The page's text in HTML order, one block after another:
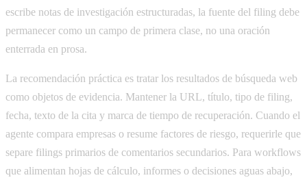
escribe notas de investigación estructuradas, la fuente del filing debe
permanecer como un campo de primera clase, no una oración
enterrada en prosa.
La recomendación práctica es tratar los resultados de búsqueda web
como objetos de evidencia. Mantener la URL, título, tipo de filing,
fecha, texto de la cita y marca de tiempo de recuperación. Cuando el
agente compara empresas o resume factores de riesgo, requerirle que
separe filings primarios de comentarios secundarios. Para workflows
que alimentan hojas de cálculo, informes o decisiones aguas abajo,